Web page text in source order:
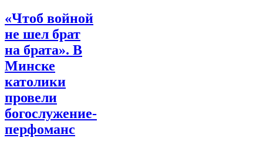
«Чтоб войной
не шел брат
на брата». В
Минске
католики
провели
богослужение-
перфоманс